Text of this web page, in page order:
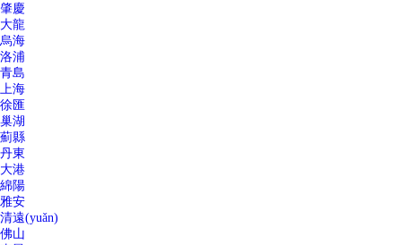
肇慶
大龍
烏海
洛浦
青島
上海
徐匯
巢湖
薊縣
丹東
大港
綿陽
雅安
清遠(yuǎn)
佛山